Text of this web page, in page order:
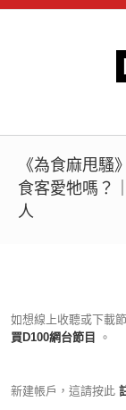
《為食麻甩騷
食客愛牠嗎？
人
如想線上收聽或下載
買D100網台節目
。
新建帳戶，這請按此